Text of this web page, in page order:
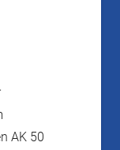
AK 50